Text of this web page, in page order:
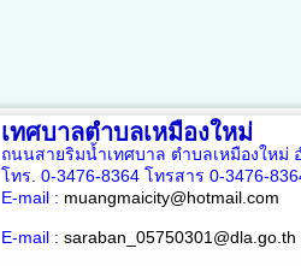
เทศบาลตำบลเหมืองใหม่
ถนนสายริมน้ำเทศบาล ตำบลเหมืองใหม่
โทร. 0-3476-8364 โทรสาร 0-3476-
E-mail : muangmaicity@hotmail.com
E-mail : saraban_05750301@dla.go.th